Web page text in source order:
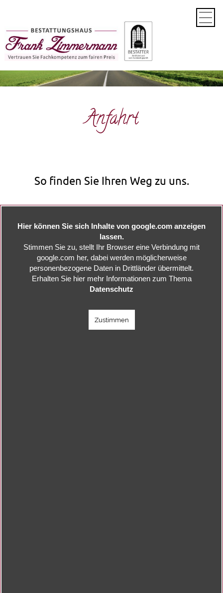
Leistungen
Informationen
Unsere Räumlichkeiten und Equipment
Besondere Vorzüge
Vorsorgemöglichkeiten
Datenschutzgrundverordnung
Anfahrt
So finden Sie Ihren Weg zu uns.
Hier können Sie sich Inhalte von google.com anzeigen
lassen.
Stimmen Sie zu, stellt Ihr Browser eine Verbindung mit
google.com her, dabei werden möglicherweise
personenbezogene Daten in Drittländer übermittelt.
Erhalten Sie hier mehr Informationen zum Thema
Datenschutz
Zustimmen